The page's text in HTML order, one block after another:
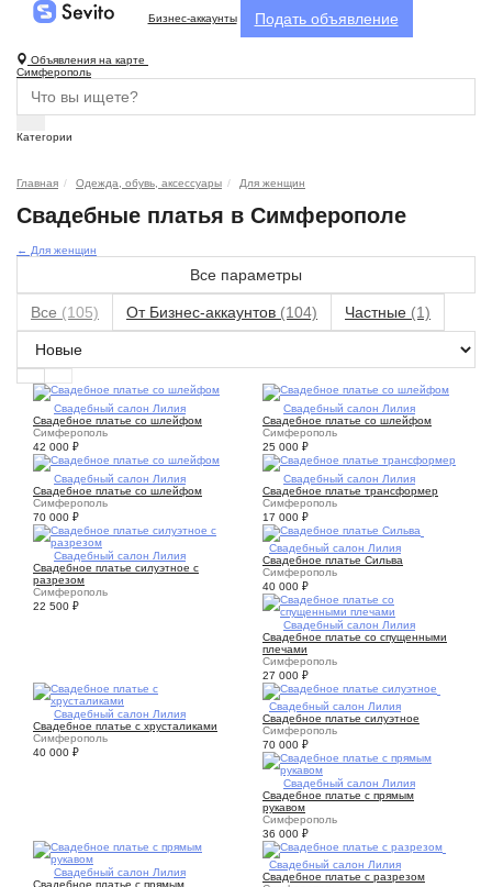
Бизнес-аккаунты Подать объявление
Объявления на карте
Симферополь
Категории
Главная Одежда, обувь, аксессуары Для женщин
Свадебные платья в Симферополе
← Для женщин
Все параметры
Все (105) От Бизнес-аккаунтов (104) Частные (1)
Свадебный салон Лилия
Свадебное платье со шлейфом
Симферополь
42 000 ₽
Свадебный салон Лилия
Свадебное платье со шлейфом
Симферополь
25 000 ₽
Свадебный салон Лилия
Свадебное платье со шлейфом
Симферополь
70 000 ₽
Свадебный салон Лилия
Свадебное платье трансформер
Симферополь
17 000 ₽
Свадебный салон Лилия
Свадебное платье силуэтное с
разрезом
Симферополь
22 500 ₽
Свадебный салон Лилия
Свадебное платье Сильва
Симферополь
40 000 ₽
Свадебный салон Лилия
Свадебное платье со спущенными
плечами
Симферополь
27 000 ₽
Свадебный салон Лилия
Свадебное платье с хрусталиками
Симферополь
40 000 ₽
Свадебный салон Лилия
Свадебное платье силуэтное
Симферополь
70 000 ₽
Свадебный салон Лилия
Свадебное платье с прямым
рукавом
Симферополь
36 000 ₽
Свадебный салон Лилия
Свадебное платье с прямым
Свадебный салон Лилия
Свадебное платье с разрезом